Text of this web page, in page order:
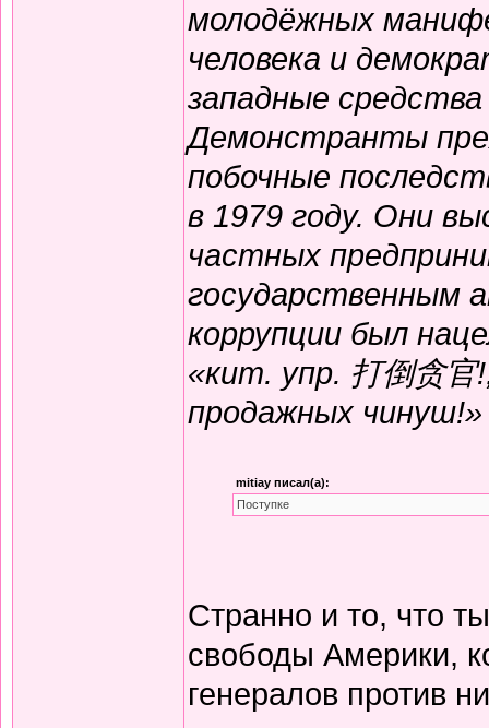
молодёжных
человека и
западные
Демонстранты
побочные
в 1979 году. Они
частных
государственным
коррупции был
«кит. упр. 打倒贪
продажных чинуш!»
mitiay писал(а):
Поступке
Странно и то, что
свободы Америки,
генералов против